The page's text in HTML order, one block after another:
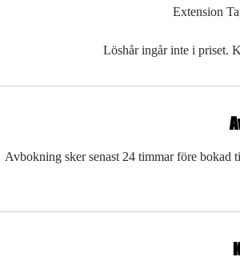
Extension
Löshår ingår inte i priset.
Avbokning sker senast 24 timmar före bokad